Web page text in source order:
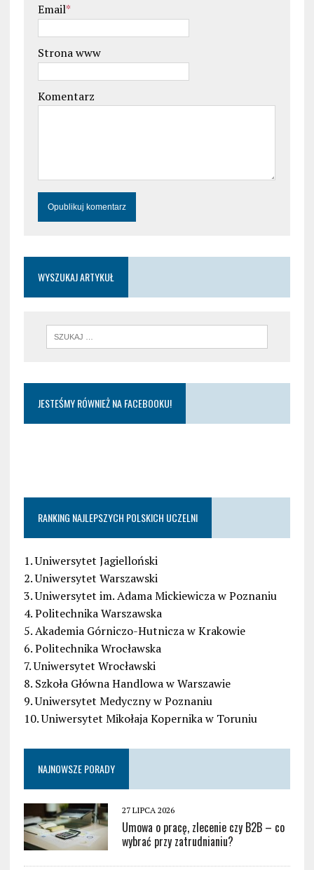
Email*
Strona www
Komentarz
WYSZUKAJ ARTYKUŁ
JESTEŚMY RÓWNIEŻ NA FACEBOOKU!
RANKING NAJLEPSZYCH POLSKICH UCZELNI
1. Uniwersytet Jagielloński
2. Uniwersytet Warszawski
3. Uniwersytet im. Adama Mickiewicza w Poznaniu
4. Politechnika Warszawska
5. Akademia Górniczo-Hutnicza w Krakowie
6. Politechnika Wrocławska
7. Uniwersytet Wrocławski
8. Szkoła Główna Handlowa w Warszawie
9. Uniwersytet Medyczny w Poznaniu
10. Uniwersytet Mikołaja Kopernika w Toruniu
NAJNOWSZE PORADY
27 LIPCA 2026
Umowa o pracę, zlecenie czy B2B – co
wybrać przy zatrudnianiu?